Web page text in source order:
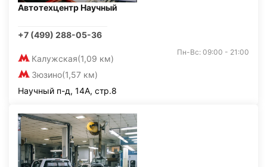
Автотехцентр Научный
+7 (499) 288-05-36
Калужская(1,09 км)
Зюзино(1,57 км)
Пн-Вс: 09:00 - 21:00
Научный п-д, 14А, стр.8